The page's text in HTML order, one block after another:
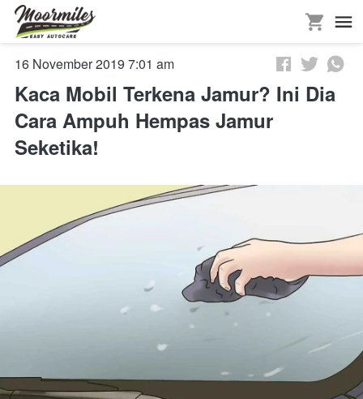
16 November 2019 7:01 am
Kaca Mobil Terkena Jamur? Ini Dia
Cara Ampuh Hempas Jamur
Seketika!